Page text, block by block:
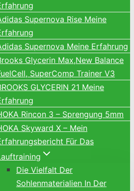
Supernova Rise Meine
Supernova Meine Erfahrung
Glycerin Max,New Balance
SuperComp Trainer V3
GLYCERIN 21 Meine
Rincon 3 – Sprengung 5mm
Skyward X – Mein
Für Das
Die Vielfalt Der
Sohlenmaterialien In Der